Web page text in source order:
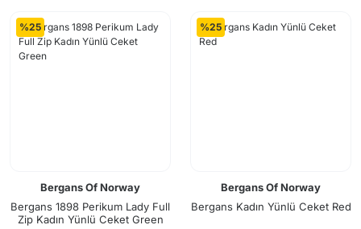
%25
Bergans Of Norway
Bergans 1898 Perikum Lady Full
Zip Kadın Yünlü Ceket Green
%25
Bergans Of Norway
Bergans Kadın Yünlü Ceket Red